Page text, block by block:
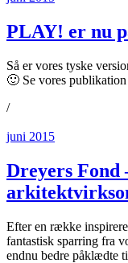
PLAY! er nu
Så er vores tyske
🙂 Se vores
/
juni 2015
Dreyers Fond
Efter en række
fantastisk sparring fra
endnu bedre påklædte